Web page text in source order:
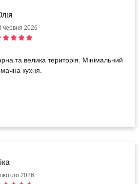
червня 2026
та велика територія. Мінімальний
кухня.
2026